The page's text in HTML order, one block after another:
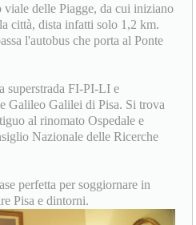
delle Piagge, da cui iniziano
città, dista infatti solo 1,2 km.
l'autobus che porta al Ponte
superstrada FI-PI-LI e
Galileo Galilei di Pisa. Si trova
al rinomato Ospedale e
Nazionale delle Ricerche
perfetta per soggiornare in
Pisa e dintorni.